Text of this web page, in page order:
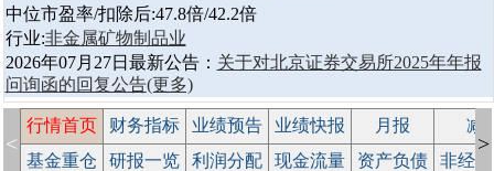
中位市盈率/扣除后:47.8倍/42.2倍
行业:非金属矿物制品业
2026年07月27日最新公告： 关于对北京证券交易所2025年年报
问询函的回复公告(更多)
<
行情首页 财务指标 业绩预告 业绩快报 月报
减
基金重仓
研报一览 利润分配 现金流量 资产负债 非经
>